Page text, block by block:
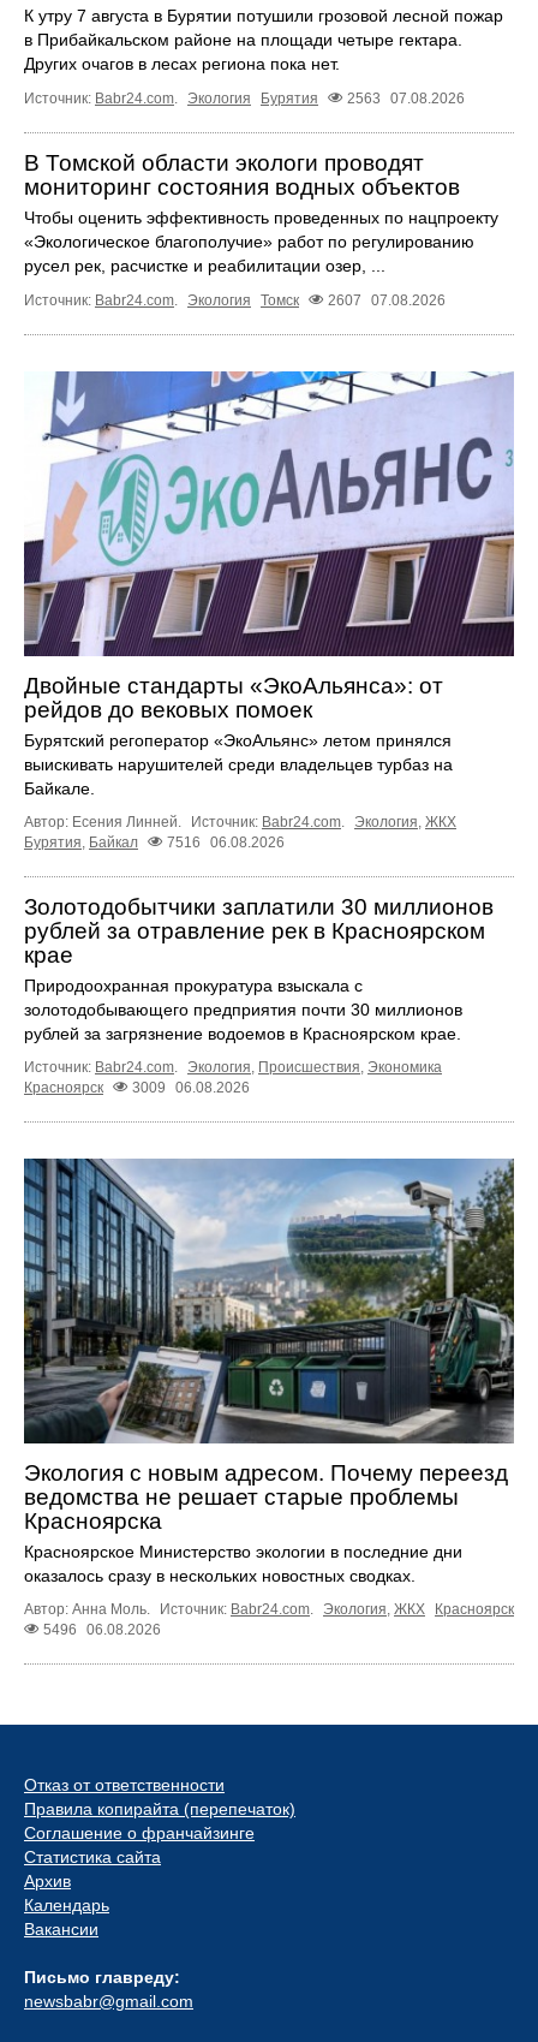
К утру 7 августа в Бурятии потушили грозовой лесной пожар
в Прибайкальском районе на площади четыре гектара.
Других очагов в лесах региона пока нет.
Источник: Babr24.com. Экология Бурятия 2563 07.08.2026
В Томской области экологи проводят
мониторинг состояния водных объектов
Чтобы оценить эффективность проведенных по нацпроекту
«Экологическое благополучие» работ по регулированию
русел рек, расчистке и реабилитации озер, ...
Источник: Babr24.com. Экология Томск 2607 07.08.2026
Двойные стандарты «ЭкоАльянса»: от
рейдов до вековых помоек
Бурятский регоператор «ЭкоАльянс» летом принялся
выискивать нарушителей среди владельцев турбаз на
Байкале.
Автор: Есения Линней. Источник: Babr24.com. Экология, ЖКХ
Бурятия, Байкал 7516 06.08.2026
Золотодобытчики заплатили 30 миллионов
рублей за отравление рек в Красноярском
крае
Природоохранная прокуратура взыскала с
золотодобывающего предприятия почти 30 миллионов
рублей за загрязнение водоемов в Красноярском крае.
Источник: Babr24.com. Экология, Происшествия, Экономика
Красноярск
3009 06.08.2026
Экология с новым адресом. Почему переезд
ведомства не решает старые проблемы
Красноярска
Красноярское Министерство экологии в последние дни
оказалось сразу в нескольких новостных сводках.
Автор: Анна Моль. Источник: Babr24.com. Экология, ЖКХ
Красноярск
5496
06.08.2026
Отказ от ответственности
Правила копирайта (перепечаток)
Соглашение о франчайзинге
Статистика сайта
Архив
Календарь
Вакансии
Письмо главреду:
newsbabr@gmail.com